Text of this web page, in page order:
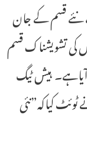
نئے قسم کے جان
کی تشویشناک قسم
ہیش ٹیگ
کیاکہ”نئی